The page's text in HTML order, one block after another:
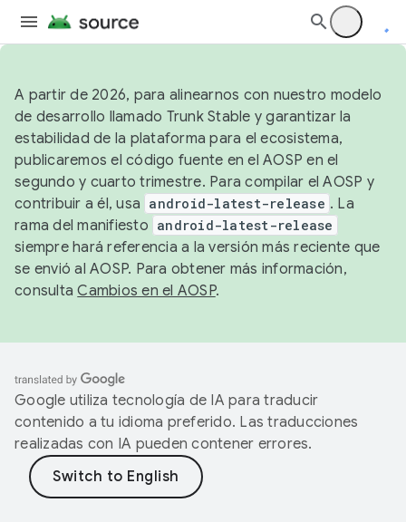
A partir de 2026, para alinearnos con nuestro modelo
de desarrollo llamado Trunk Stable y garantizar la
estabilidad de la plataforma para el ecosistema,
publicaremos el código fuente en el AOSP en el
segundo y cuarto trimestre. Para compilar el AOSP y
contribuir a él, usa android-latest-release . La
rama del manifiesto android-latest-release
siempre hará referencia a la versión más reciente que
se envió al AOSP. Para obtener más información,
consultaCambios en el AOSP.
Google utiliza tecnología de IA para traducir
contenido a tu idioma preferido. Las traducciones
realizadas con IA pueden contener errores.